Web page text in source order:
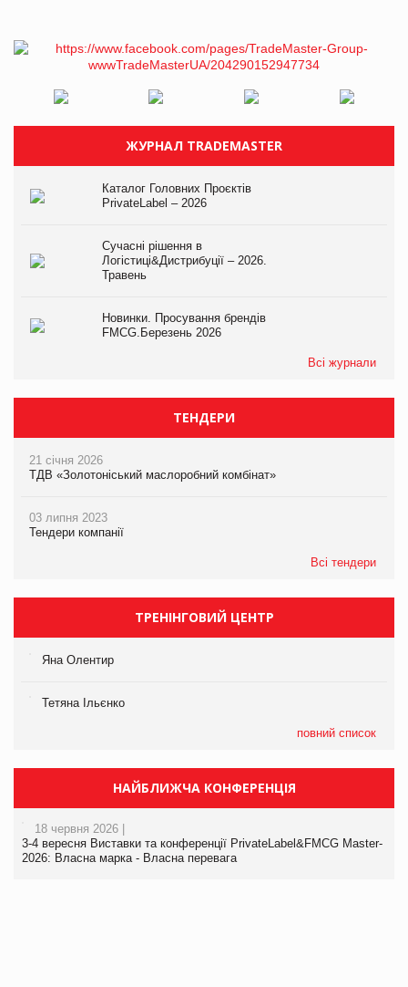
ЖУРНАЛ TRADEMASTER
Каталог Головних Проєктів
PrivateLabel – 2026
Сучасні рішення в
Логістиці&Дистрибуції – 2026.
Травень
Новинки. Просування брендів
FMCG.Березень 2026
Всі журнали
ТЕНДЕРИ
21 січня 2026
ТДВ «Золотоніський маслоробний комбінат»
03 липня 2023
Тендери компанії
Всі тендери
ТРЕНІНГОВИЙ ЦЕНТР
Яна Олентир
Тетяна Ільєнко
повний список
НАЙБЛИЖЧА КОНФЕРЕНЦІЯ
18 червня 2026 |
3-4 вересня Виставки та конференції PrivateLabel&FMCG Master-
2026: Власна марка - Власна перевага